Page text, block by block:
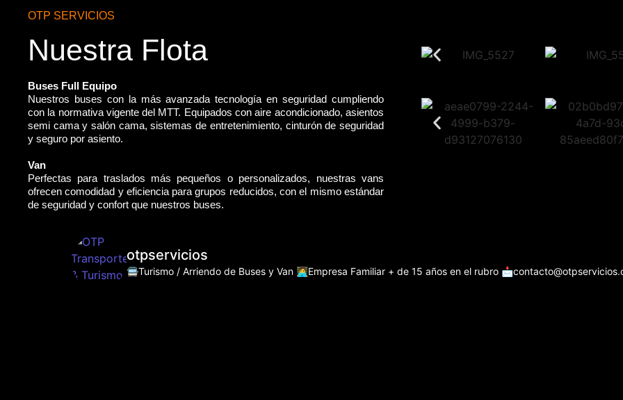
OTP SERVICIOS
Nuestra Flota
Buses Full Equipo
Nuestros buses con la más avanzada tecnología en seguridad cumpliendo
con la normativa vigente del MTT. Equipados con aire acondicionado, asientos
semi cama y salón cama, sistemas de entretenimiento, cinturón de seguridad
y seguro por asiento.
Van
Perfectas para traslados más pequeños o personalizados, nuestras vans
ofrecen comodidad y eficiencia para grupos reducidos, con el mismo estándar
de seguridad y confort que nuestros buses.
otpservicios
🚍Turismo / Arriendo de Buses y Van 👩‍💻Empresa Familiar + de 15 años en el rubro